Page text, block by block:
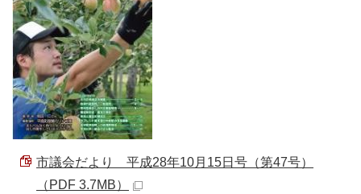
市議会だより 平成28年10月15日号（第47号）
（PDF 3.7MB）